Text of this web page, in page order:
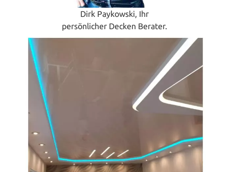
Dirk Paykowski, Ihr
persönlicher Decken Berater.